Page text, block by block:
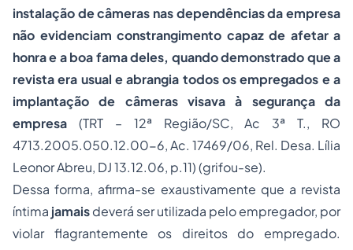
instalação de câmeras nas dependências da empresa
não evidenciam constrangimento capaz de afetar a
honra e a boa fama deles, quando demonstrado que a
revista era usual e abrangia todos os empregados e a
implantação de câmeras visava à segurança da
empresa (TRT – 12ª Região/SC, Ac 3ª T., RO
4713.2005.050.12.00-6, Ac. 17469/06, Rel. Desa. Lília
Leonor Abreu, DJ 13.12.06, p.11) (grifou-se).
Dessa forma, afirma-se exaustivamente que a revista
íntima jamaisdeverá ser utilizada pelo empregador, por
violar flagrantemente os direitos do empregado.